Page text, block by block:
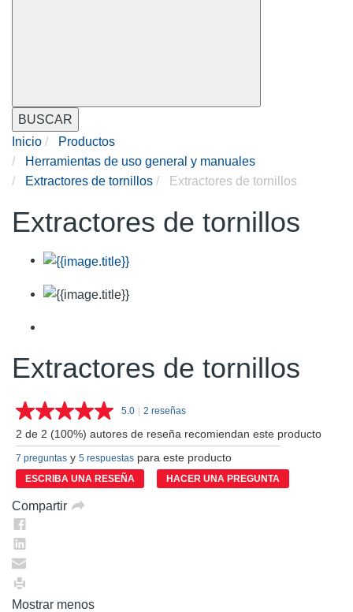
BUSCAR
Inicio
Productos
Herramientas de uso general y manuales
Extractores de tornillos
Extractores de tornillos
Extractores de tornillos
Extractores de tornillos
5.0 Lea
reseñas.
Enlace
en
misma
| 2 reseñas
2 de 2 (100%) autores de reseña recomiendan este producto
7 preguntas y 5 respuestas para este producto
ESCRIBA UNA RESEÑA HACER UNA PREGUNTA
Compartir
Mostrar menos